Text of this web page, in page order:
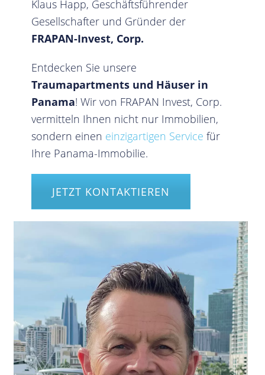
Klaus Happ, Geschäftsführender
Gesellschafter und Gründer der
FRAPAN-Invest, Corp.
Entdecken Sie unsere
Traumapartments und Häuser in
Panama! Wir von FRAPAN Invest, Corp.
vermitteln Ihnen nicht nur Immobilien,
sondern einen einzigartigen Service für
Ihre Panama-Immobilie.
JETZT KONTAKTIEREN